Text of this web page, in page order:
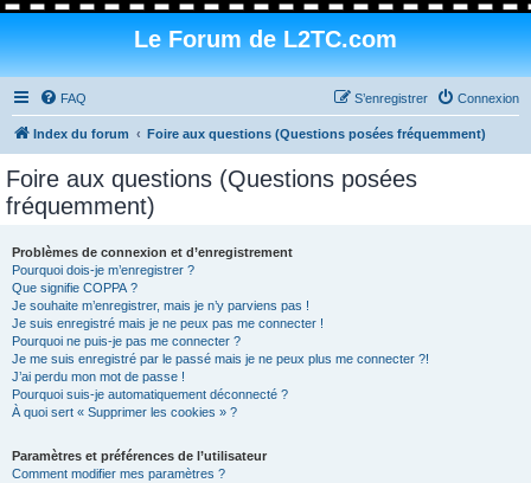
Le Forum de L2TC.com
FAQ Connexion
S’enregistrer
Index du forum Foire aux questions (Questions posées fréquemment)
Foire aux questions (Questions posées
fréquemment)
Problèmes de connexion et d’enregistrement
Pourquoi dois-je m’enregistrer ?
Que signifie COPPA ?
Je souhaite m’enregistrer, mais je n’y parviens pas !
Je suis enregistré mais je ne peux pas me connecter !
Pourquoi ne puis-je pas me connecter ?
Je me suis enregistré par le passé mais je ne peux plus me connecter ?!
J’ai perdu mon mot de passe !
Pourquoi suis-je automatiquement déconnecté ?
À quoi sert « Supprimer les cookies » ?
Paramètres et préférences de l’utilisateur
Comment modifier mes paramètres ?